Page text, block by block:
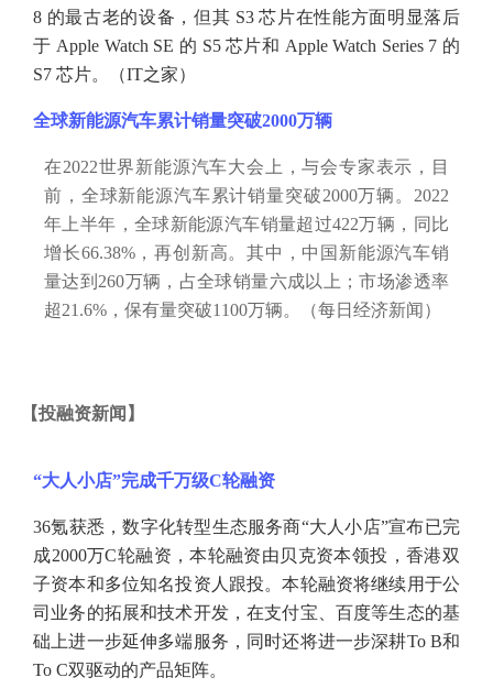
8 的最古老的设备，但其 S3 芯片在性能方面明显落后
于 Apple Watch SE 的 S5 芯片和 Apple Watch Series 7 的
S7 芯片。（IT之家）
全球新能源汽车累计销量突破2000万辆
在2022世界新能源汽车大会上，与会专家表示，目
前，全球新能源汽车累计销量突破2000万辆。2022
年上半年，全球新能源汽车销量超过422万辆，同比
增长66.38%，再创新高。其中，中国新能源汽车销
量达到260万辆，占全球销量六成以上；市场渗透率
超21.6%，保有量突破1100万辆。（每日经济新闻）
【投融资新闻 】
“大人小店”完成千万级C轮融资
36氪获悉，数字化转型生态服务商“大人小店”宣布已完
成2000万C轮融资，本轮融资由贝克资本领投，香港双
子资本和多位知名投资人跟投。本轮融资将继续用于公
司业务的拓展和技术开发，在支付宝、百度等生态的基
础上进一步延伸多端服务，同时还将进一步深耕To B和
To C双驱动的产品矩阵。